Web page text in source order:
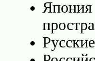
Япония